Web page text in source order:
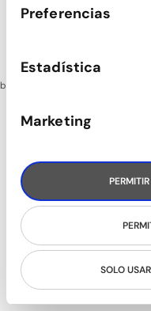
Preferencias
Estadística
Marketing
SOLO
JUNIO - 2026
Matrícula abierta el 1 de junio
bailongu@bailongu.com